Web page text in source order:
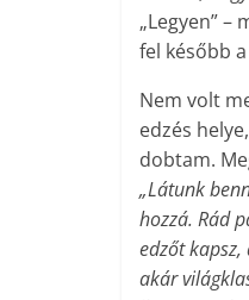
„Legyen”
fel később
Nem volt
edzés
dobtam.
„Látunk
hozzá. Rád
edzőt
akár